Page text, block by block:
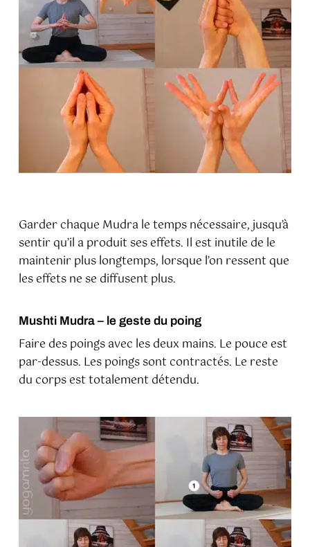
Garder chaque Mudra le temps nécessaire, jusqu’à
sentir qu’il a produit ses effets. Il est inutile de le
maintenir plus longtemps, lorsque l’on ressent que
les effets ne se diffusent plus.
Mushti Mudra – le geste du poing
Faire des poings avec les deux mains. Le pouce est
par-dessus. Les poings sont contractés. Le reste
du corps est totalement détendu.